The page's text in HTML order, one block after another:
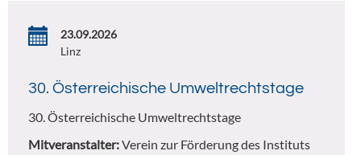
23.09.2026
Linz
30. Österreichische Umweltrechtstage
30. Österreichische Umweltrechtstage
Mitveranstalter:Verein zur Förderung des Instituts